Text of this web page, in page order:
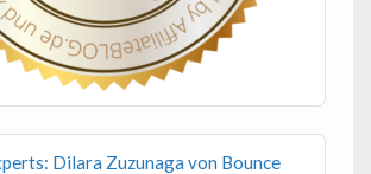
Dilara Zuzunaga von Bounce